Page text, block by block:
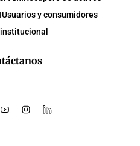
Usuarios y consumidores